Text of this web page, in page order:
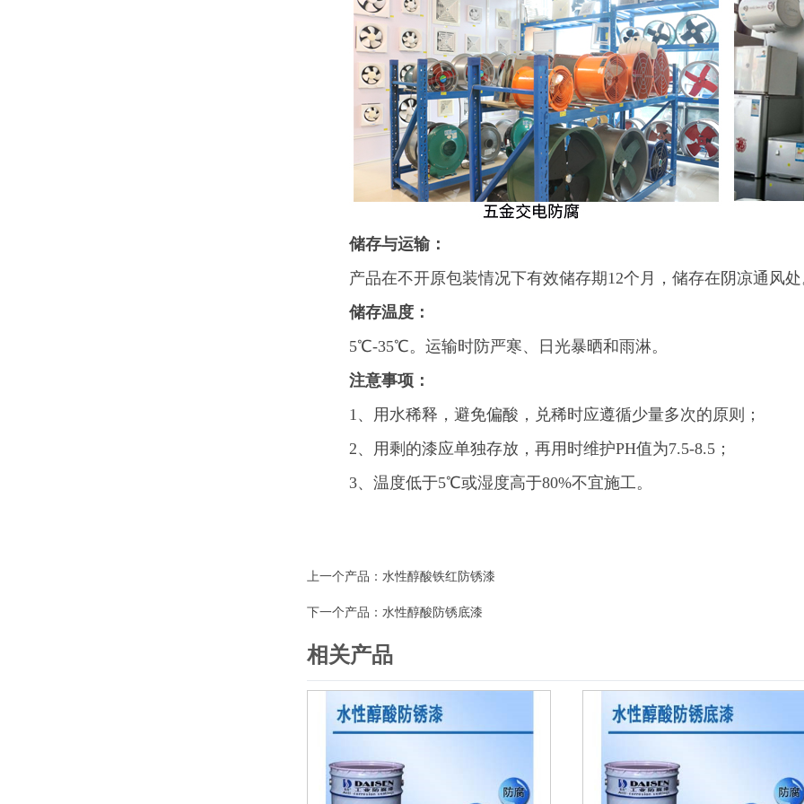
储存与运输：
产品在不开原包装情况下有效储存期12个月，储存在阴凉通风
储存温度：
5℃-35℃。运输时防严寒、日光暴晒和雨淋。
注意事项：
1、用水稀释，避免偏酸，兑稀时应遵循少量多次的原则；
2、用剩的漆应单独存放，再用时维护PH值为7.5-8.5；
3、温度低于5℃或湿度高于80%不宜施工。
上一个产品： 水性醇酸铁红防锈漆
下一个产品： 水性醇酸防锈底漆
相关产品